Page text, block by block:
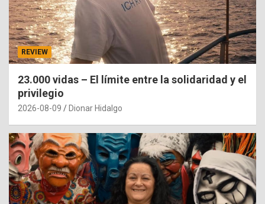
REVIEW
23.000 vidas – El límite entre la solidaridad y el
privilegio
2026-08-09 Dionar Hidalgo